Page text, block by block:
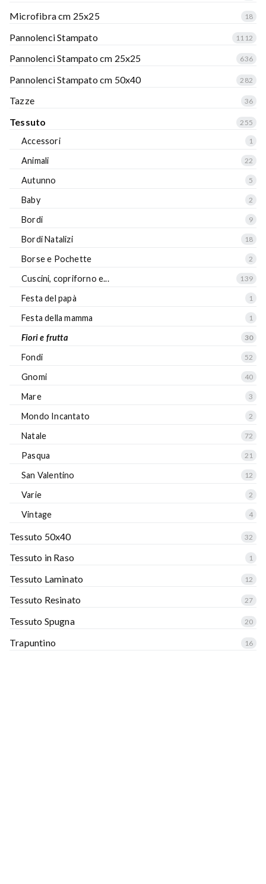
Microfibra cm 25x25
18
Pannolenci Stampato 1112
Pannolenci Stampato cm 25x25 636
Pannolenci Stampato cm 50x40 282
Tazze 36
Tessuto 255
Accessori 1
Animali 22
Autunno 5
Baby 2
Bordi 9
Bordi Natalizi 18
Borse e Pochette 2
Cuscini, copriforno e... 139
Festa del papà 1
Festa della mamma 1
Fiori e frutta 30
Fondi 52
Gnomi 40
Mare 3
Mondo Incantato 2
Natale 72
Pasqua 21
San Valentino 12
Varie 2
Vintage 4
Tessuto 50x40 32
Tessuto in Raso 1
Tessuto Laminato 12
Tessuto Resinato 27
Tessuto Spugna 20
Trapuntino 16